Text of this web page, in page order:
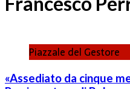
Piazzale del Gestore
«Assediato da cinque